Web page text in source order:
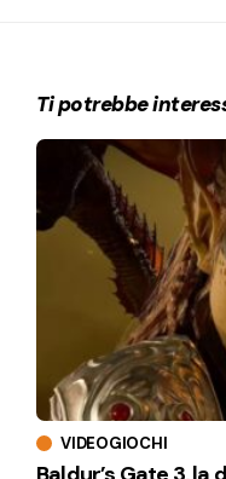
Ti potrebbe
VIDEOGIOCHI